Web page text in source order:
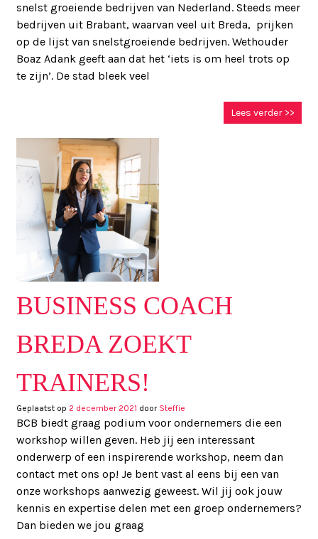
snelst groeiende bedrijven van Nederland. Steeds meer
bedrijven uit Brabant, waarvan veel uit Breda, prijken
op de lijst van snelstgroeiende bedrijven. Wethouder
Boaz Adank geeft aan dat het ‘iets is om heel trots op
te zijn’. De stad bleek veel
Lees verder >>
BUSINESS COACH
BREDA ZOEKT
TRAINERS!
Geplaatst op 2 december 2021 door Steffie
BCB biedt graag podium voor ondernemers die een
workshop willen geven. Heb jij een interessant
onderwerp of een inspirerende workshop, neem dan
contact met ons op! Je bent vast al eens bij een van
onze workshops aanwezig geweest. Wil jij ook jouw
kennis en expertise delen met een groep ondernemers?
Dan bieden we jou graag